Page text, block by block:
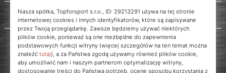
Obsługa klienta